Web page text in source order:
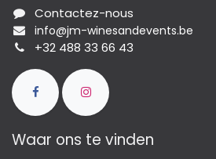
Contactez-nous
info@jm-winesandevents.be
+32 488 33 66 43
Waar ons te vinden